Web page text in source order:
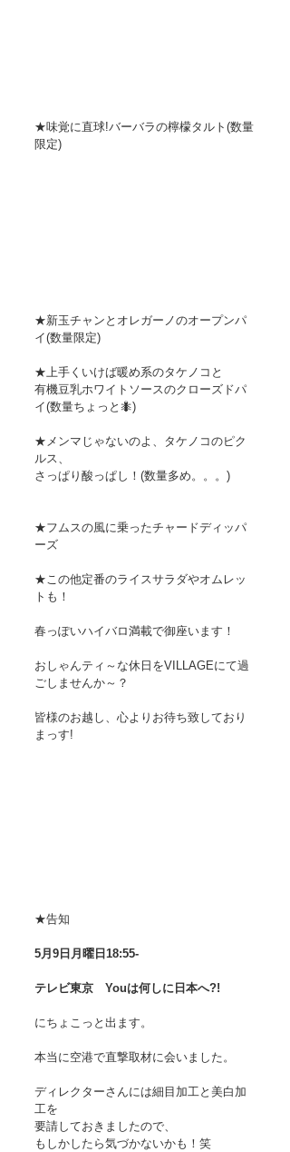
★味覚に直球!バーバラの檸檬タルト(数量
限定)
★新玉チャンとオレガーノのオープンパ
イ(数量限定)
★上手くいけば暖め系のタケノコと
有機豆乳ホワイトソースのクローズドパ
イ(数量ちょっと🐜)
★メンマじゃないのよ、タケノコのピク
ルス、
さっぱり酸っぱし！(数量多め。。。)
★フムスの風に乗ったチャードディッパ
ーズ
★この他定番のライスサラダやオムレッ
トも！
春っぽいハイバロ満載で御座います！
おしゃんティ～な休日をVILLAGEにて過
ごしませんか～？
皆様のお越し、心よりお待ち致しており
まっす!
★告知
5月9日月曜日18:55-
テレビ東京　Youは何しに日本へ?!
にちょこっと出ます。
本当に空港で直撃取材に会いました。
ディレクターさんには細目加工と美白加
工を
要請しておきましたので、
もしかしたら気づかないかも！笑